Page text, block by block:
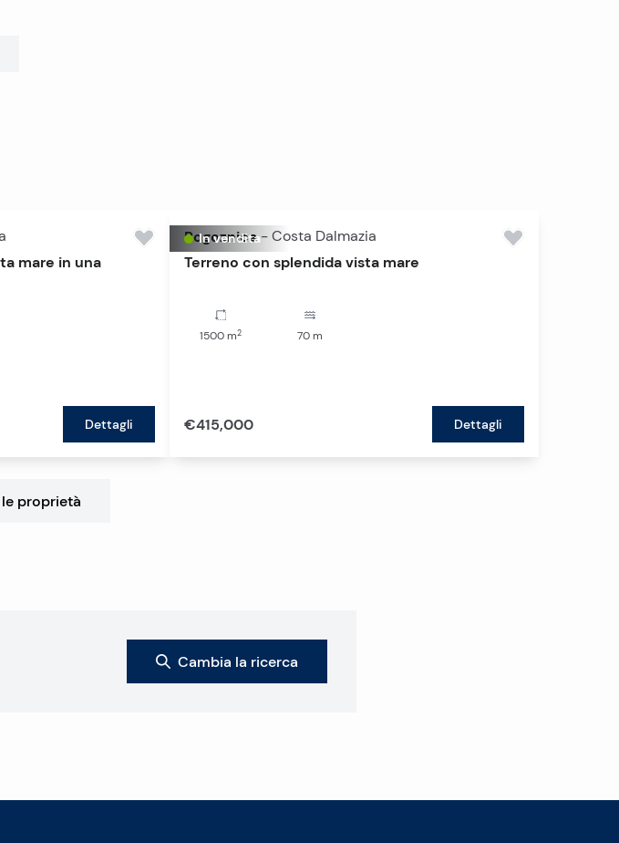
mare in una
Dettagli
In vendita
Rogoznica - Costa Dalmazia
Terreno con splendida vista mare
1500 m2 70m
€415,000 Dettagli
proprietà
Cambia la ricerca